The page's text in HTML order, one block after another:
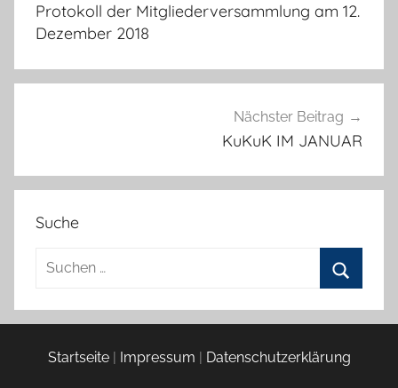
Protokoll der Mitgliederversammlung am 12.
Dezember 2018
Nächster Beitrag
KuKuK IM JANUAR
Suche
Suchen
Startseite| Impressum Datenschutzerklärung